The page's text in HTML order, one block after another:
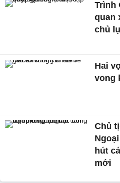
Trình
quan
chủ
Hai
vong
Chủ
hút
mới